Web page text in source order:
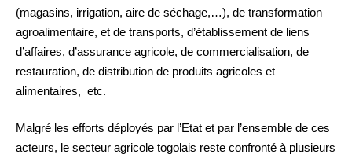
(magasins, irrigation, aire de séchage,…), de transformation
agroalimentaire, et de transports, d’établissement de liens
d’affaires, d’assurance agricole, de commercialisation, de
restauration, de distribution de produits agricoles et
alimentaires, etc.
Malgré les efforts déployés par l’Etat et par l’ensemble de ces
acteurs, le secteur agricole togolais reste confronté à plusieurs